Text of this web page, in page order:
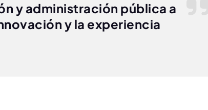
y administración pública a
y la experiencia